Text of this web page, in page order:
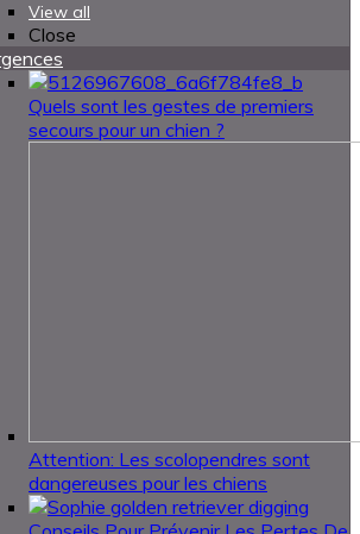
View all
Close
Quels sont les gestes de premiers
secours pour un chien ?
Attention: Les scolopendres sont
dangereuses pour les chiens